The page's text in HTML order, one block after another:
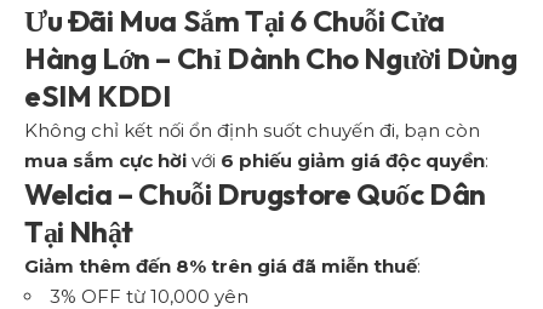
Ưu Đãi Mua Sắm Tại 6 Chuỗi Cửa
Hàng Lớn – Chỉ Dành Cho Người Dùng
eSIM KDDI
Không chỉ kết nối ổn định suốt chuyến đi, bạn còn
mua sắm cực hời với 6 phiếu giảm giá độc quyền:
Welcia – Chuỗi Drugstore Quốc Dân
Tại Nhật
Giảm thêm đến 8% trên giá đã miễn thuế:
3% OFF từ 10,000 yên